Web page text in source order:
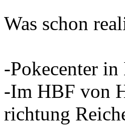
Was schon
-Pokecenter
-Im HBF von
richtung